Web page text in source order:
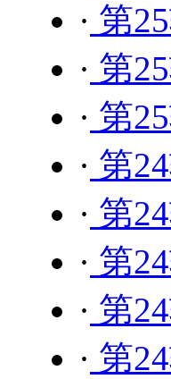
· 第
· 第
· 第
· 第
· 第
· 第
· 第
· 第